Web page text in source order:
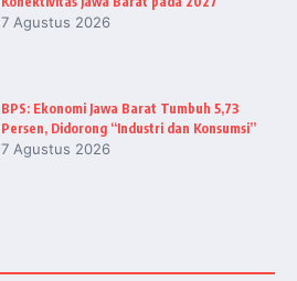
7 Agustus 2026
BPS: Ekonomi Jawa Barat Tumbuh 5,73
Persen, Didorong “Industri dan Konsumsi”
7 Agustus 2026